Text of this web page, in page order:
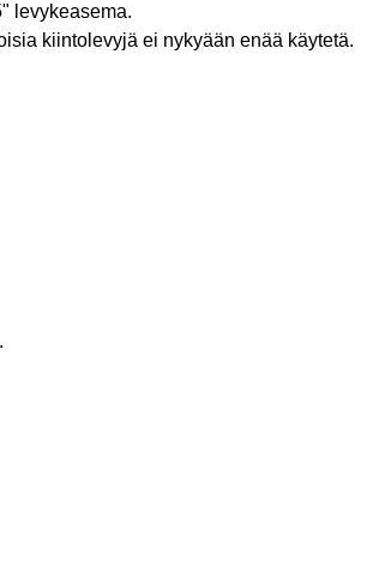
levykeasema.
kiintolevyjä ei nykyään enää käytetä.